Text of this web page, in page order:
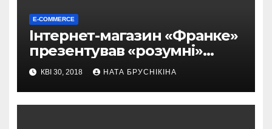
E-COMMERCE
Інтернет-магазин «Франке»
презентував «розумні»
кухонні витяжки
КВІ 30, 2018 НАТА БРУСНІКІНА